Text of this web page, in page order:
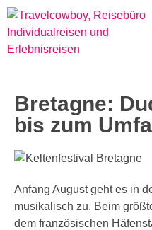
Bretagne:
bis zum
Anfang August geht es in
musikalisch zu. Beim
dem französischen